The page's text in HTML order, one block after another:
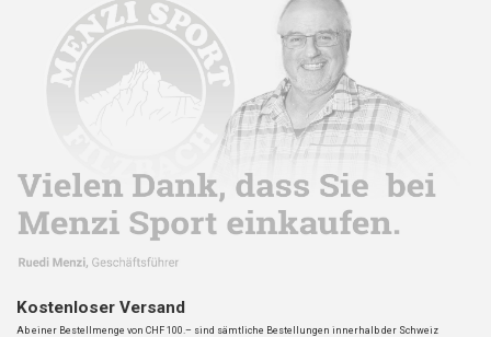
Kostenloser Versand
Ab einer Bestellmenge von CHF 100.– sind sämtliche Bestellungen innerhalb der Schweiz